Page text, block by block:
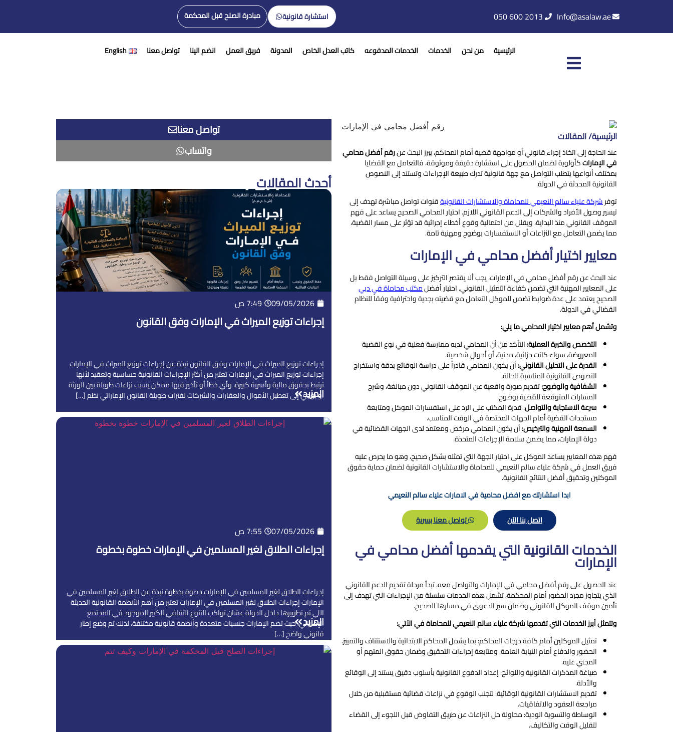
Info@asalaw.ae
050 600 2013 استشارة قانونية مبادرة الصلح قبل المحكمة
الرئيسية من نحن الخدمات الخدمات المدفوعه كاتب العدل الخاص المدونة فريق العمل انضم الينا تواصل معنا English
تواصل معنا
واتساب
أحدث المقالات
09/05/2026 7:49 ص
إجراءات توزيع الميراث في الإمارات وفق القانون
إجراءات توزيع الميراث في الإمارات وفق القانون نبذة عن إجراءات توزيع الميراث في الإمارات
إجراءات توزيع الميراث في الإمارات تعتبر من أكثر الإجراءات القانونية حساسية وتعقيد لأنها
ترتبط بحقوق مالية وأسرية كبيرة، وأي خطأ أو تأخير فيها ممكن يسبب نزاعات طويلة بين الورثة
أو يؤدي إلى تعطيل الأموال والعقارات والشركات لفترات طويلة القانون الإماراتي نظم […]
المزيد
07/05/2026 7:55 ص
إجراءات الطلاق لغير المسلمين في الإمارات خطوة بخطوة
إجراءات الطلاق لغير المسلمين في الإمارات خطوة بخطوة نبذة عن الطلاق لغير المسلمين في
الإمارات إجراءات الطلاق لغير المسلمين في الإمارات تعتبر من أهم الأنظمة القانونية الحديثة
اللي تم تطويرها داخل الدولة عشان تواكب التنوع الثقافي الكبير الموجود في المجتمع
الإماراتي، حيث تضم الإمارات جنسيات متعددة وأنظمة قانونية مختلفة، لذلك تم وضع إطار
قانوني واضح […]
المزيد
الرئيسية/ المقالات
عند الحاجة إلى اتخاذ إجراء قانوني أو مواجهة قضية أمام المحاكم، يبرز البحث عنرقم أفضل محامي
في الإماراتكأولوية لضمان الحصول على استشارة دقيقة وموثوقة، فالتعامل مع القضايا
بمختلف أنواعها يتطلب التواصل مع جهة قانونية تدرك طبيعة الإجراءات وتستند إلى النصوص
القانونية المحدثة في الدولة.
توفرشركة علياء سالم النعيمي للمحاماة والاستشارات القانونيةقنوات تواصل مباشرة تهدف إلى
تيسير وصول الأفراد والشركات إلى الدعم القانوني اللازم. اختيار المحامي الصحيح يساعد على فهم
الموقف القانوني منذ البداية، ويقلل من احتمالية وقوع أخطاء إجرائية قد تؤثر على مسار القضية،
مما يضمن التعامل مع النزاعات أو الاستفسارات بوضوح ومهنية تامة.
معايير اختيار أفضل محامي في الإمارات
عند البحث عن رقم أفضل محامي في الإمارات، يجب ألا يقتصر التركيز على وسيلة التواصل فقط بل
على المعايير المهنية التي تضمن كفاءة التمثيل القانوني. اختيار أفضلمكتب محاماة في دبي
الصحيح يعتمد على عدة ضوابط تضمن للموكل التعامل مع قضيته بجدية واحترافية وفقاً للنظام
القضائي في الدولة.
وتشمل أهم معايير اختيار المحامي ما يلي:
التخصص والخبرة العملية:التأكد من أن المحامي لديه ممارسة فعلية في نوع القضية
المعروضة، سواء كانت جزائية، مدنية، أو أحوال شخصية.
القدرة على التحليل القانوني:أن يكون المحامي قادراً على دراسة الوقائع بدقة واستخراج
النصوص القانونية المناسبة للحالة.
الشفافية والوضوح:تقديم صورة واقعية عن الموقف القانوني دون مبالغة، وشرح
المسارات المتوقعة للقضية بوضوح.
سرعة الاستجابة والتواصل: قدرة المكتب على الرد على استفسارات الموكل ومتابعة
مستجدات القضية أمام الجهات المختصة في الوقت المناسب.
السمعة المهنية والترخيص:أن يكون المحامي مرخص ومعتمد لدى الجهات القضائية في
دولة الإمارات، مما يضمن سلامة الإجراءات المتخذة.
فهم هذه المعايير يساعد الموكل على اختيار الجهة التي تمثله بشكل صحيح، وهو ما يحرص عليه
فريق العمل في شركة علياء سالم النعيمي للمحاماة والاستشارات القانونية لضمان حماية حقوق
الموكلين وتحقيق أفضل النتائج القانونية.
ابدا استشارتك مع افضل محامية في الامارات علياء سالم النعيمي
اتصل بنا الآن
تواصل معنا بسرية
الخدمات القانونية التي يقدمها أفضل محامي في
الإمارات
عند الحصول على رقم أفضل محامي في الإمارات والتواصل معه، تبدأ مرحلة تقديم الدعم القانوني
الذي يتجاوز مجرد الحضور أمام المحكمة، تشمل هذه الخدمات سلسلة من الإجراءات التي تهدف إلى
تأمين موقف الموكل القانوني وضمان سير الدعوى في مسارها الصحيح.
وتتمثل أبرز الخدمات التي تقدمها شركة علياء سالم النعيمي للمحاماة في الآتي:
تمثيل الموكلين أمام كافة درجات المحاكم: بما يشمل المحاكم الابتدائية والاستئناف والتمييز.
الحضور والدفاع أمام النيابة العامة: ومتابعة إجراءات التحقيق وضمان حقوق المتهم أو
المجني عليه.
صياغة المذكرات القانونية واللوائح: إعداد الدفوع القانونية بأسلوب دقيق يستند إلى الوقائع
والأدلة.
تقديم الاستشارات القانونية الوقائية: لتجنب الوقوع في نزاعات قضائية مستقبلية من خلال
مراجعة العقود والاتفاقيات.
الوساطة والتسوية الودية: محاولة حل النزاعات عن طريق التفاوض قبل اللجوء إلى القضاء
لتقليل الوقت والتكاليف.